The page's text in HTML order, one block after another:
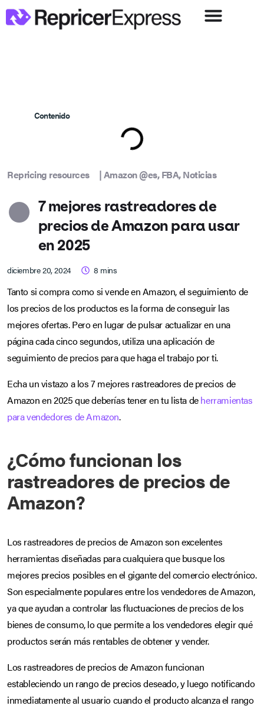
Contenido
Repricing resources |Amazon @es,FBA,Noticias
7 mejores rastreadores de
precios de Amazon para usar
en 2025
diciembre 20, 2024 8 mins
Tanto si compra como si vende en Amazon, el seguimiento de
los precios de los productos es la forma de conseguir las
mejores ofertas. Pero en lugar de pulsar actualizar en una
página cada cinco segundos, utiliza una aplicación de
seguimiento de precios para que haga el trabajo por ti.
Echa un vistazo a los 7 mejores rastreadores de precios de
Amazon en 2025 que deberías tener en tu lista deherramientas
para vendedores de Amazon.
¿Cómo funcionan los
rastreadores de precios de
Amazon?
Los rastreadores de precios de Amazon son excelentes
herramientas diseñadas para cualquiera que busque los
mejores precios posibles en el gigante del comercio electrónico.
Son especialmente populares entre los vendedores de Amazon,
ya que ayudan a controlar las fluctuaciones de precios de los
bienes de consumo, lo que permite a los vendedores elegir qué
productos serán más rentables de obtener y vender.
Los rastreadores de precios de Amazon funcionan
estableciendo un rango de precios deseado, y luego notificando
inmediatamente al usuario cuando el producto alcanza el rango